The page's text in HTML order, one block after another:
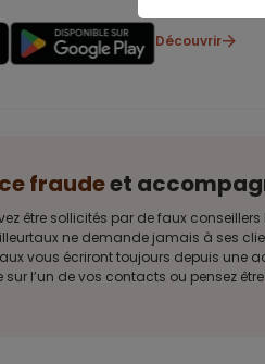
Découvrir
fraudeet
être sollicités par de faux
ne demande jamais à ses
vous écriront toujours depuis une
l’un de vos contacts ou pensez